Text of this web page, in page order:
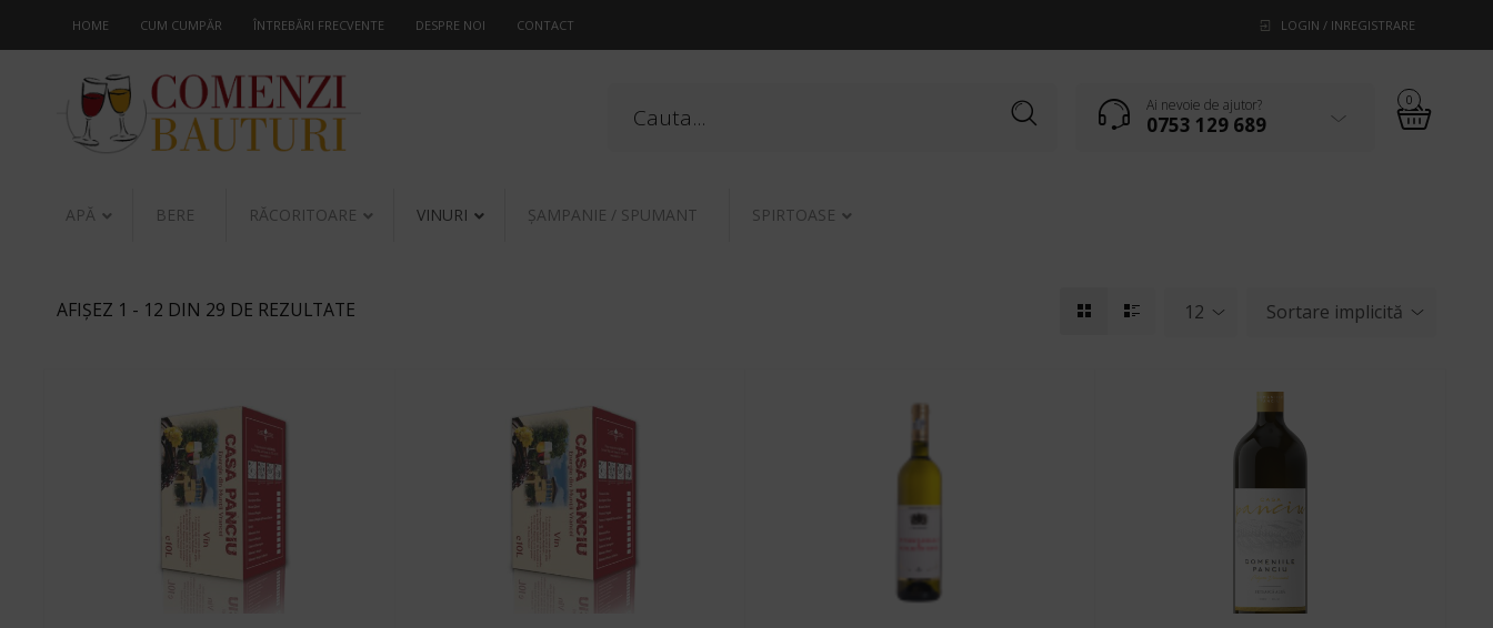
HOME CUM CUMPĂR ÎNTREBĂRI FRECVENTE DESPRE NOI CONTACT LOGIN / INREGISTRARE
Ai nevoie de ajutor?
0753 129 689
0
APĂ BERE RĂCORITOARE VINURI ŞAMPANIE / SPUMANT SPIRTOASE
AFIȘEZ 1 - 12 DIN 29 DE REZULTATE 12 Sortare implicită